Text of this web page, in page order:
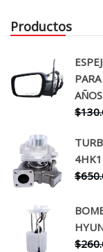
Productos
$
$
$